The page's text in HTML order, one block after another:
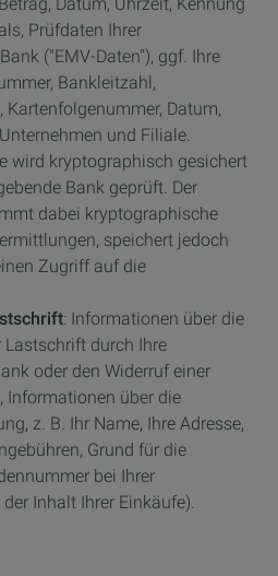
Prüfdaten Ihrer
("EMV-Daten"), ggf. Ihre
Bankleitzahl,
Datum,
und Filiale.
wird kryptographisch gesichert
Bank geprüft. Der
dabei kryptographische
speichert jedoch
Zugriff auf die
: Informationen über die
durch Ihre
oder den Widerruf einer
Informationen über die
z. B. Ihr Name, Ihre Adresse,
Grund für die
bei Ihrer
Inhalt Ihrer Einkäufe).